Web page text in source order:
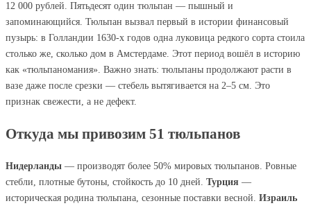
12 000 рублей. Пятьдесят один тюльпан — пышный и
запоминающийся. Тюльпан вызвал первый в истории финансовый
пузырь: в Голландии 1630-х годов одна луковица редкого сорта стоила
столько же, сколько дом в Амстердаме. Этот период вошёл в историю
как «тюльпаномания». Важно знать: тюльпаны продолжают расти в
вазе даже после срезки — стебель вытягивается на 2–5 см. Это
признак свежести, а не дефект.
Откуда мы привозим 51 тюльпанов
Нидерланды — производят более 50% мировых тюльпанов. Ровные
стебли, плотные бутоны, стойкость до 10 дней. Турция —
историческая родина тюльпана, сезонные поставки весной. Израиль